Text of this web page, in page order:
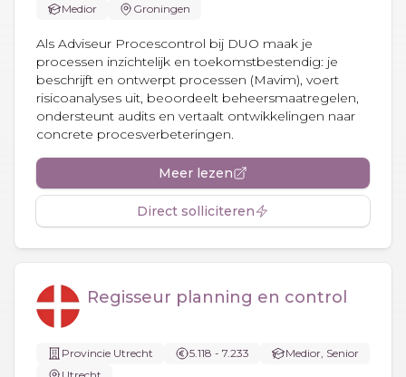
Medior
Groningen
Als Adviseur Procescontrol bij DUO maak je
processen inzichtelijk en toekomstbestendig: je
beschrijft en ontwerpt processen (Mavim), voert
risicoanalyses uit, beoordeelt beheersmaatregelen,
ondersteunt audits en vertaalt ontwikkelingen naar
concrete procesverbeteringen.
Meer lezen
Direct solliciteren
Regisseur planning en control
Provincie Utrecht 5.118 - 7.233
Medior, Senior